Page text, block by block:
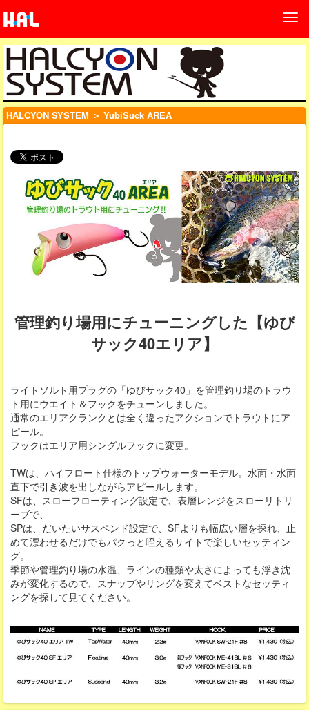
HALCYON SYSTEM ＞ YubiSuck AREA
管理釣り場用にチューニングした【ゆび
サック40エリア】
ライトソルト用プラグの「ゆびサック40」を管理釣り場のトラウ
ト用にウエイト＆フックをチューンしました。
通常のエリアクランクとは全く違ったアクションでトラウトにア
ピール。
フックはエリア用シングルフックに変更。
TWは、ハイフロート仕様のトップウォーターモデル。水面・水面
直下で引き波を出しながらアピールします。
SFは、スローフローティング設定で、表層レンジをスローリトリ
ーブで、
SPは、だいたいサスペンド設定で、SFよりも幅広い層を探れ、止
めて漂わせるだけでもパクっと咥えるサイトで楽しいセッティン
グ。
季節や管理釣り場の水温、ラインの種類や太さによっても浮き沈
みが変化するので、スナップやリングを変えてベストなセッティ
ングを探して見てください。